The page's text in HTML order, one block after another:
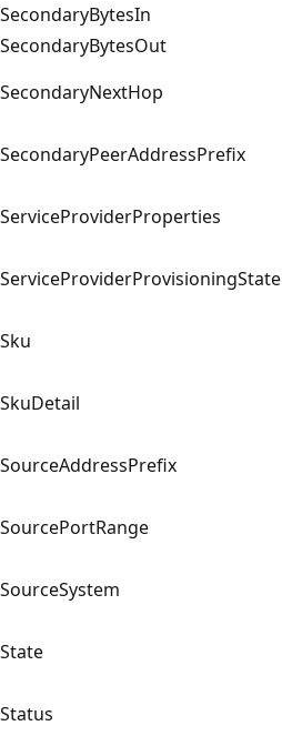
SecondaryBytesIn
SecondaryBytesOut
SecondaryNextHop
SecondaryPeerAddressPrefix
ServiceProviderProperties
ServiceProviderProvisioningState
Sku
SkuDetail
SourceAddressPrefix
SourcePortRange
SourceSystem
State
Status